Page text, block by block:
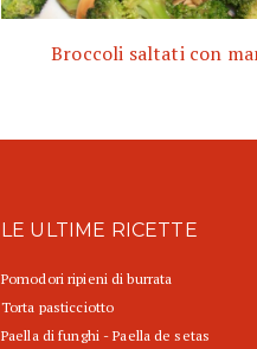
Broccoli saltati con
LE ULTIME RICETTE
Pomodori ripieni di burrata
Torta pasticciotto
Paella di funghi - Paella de setas